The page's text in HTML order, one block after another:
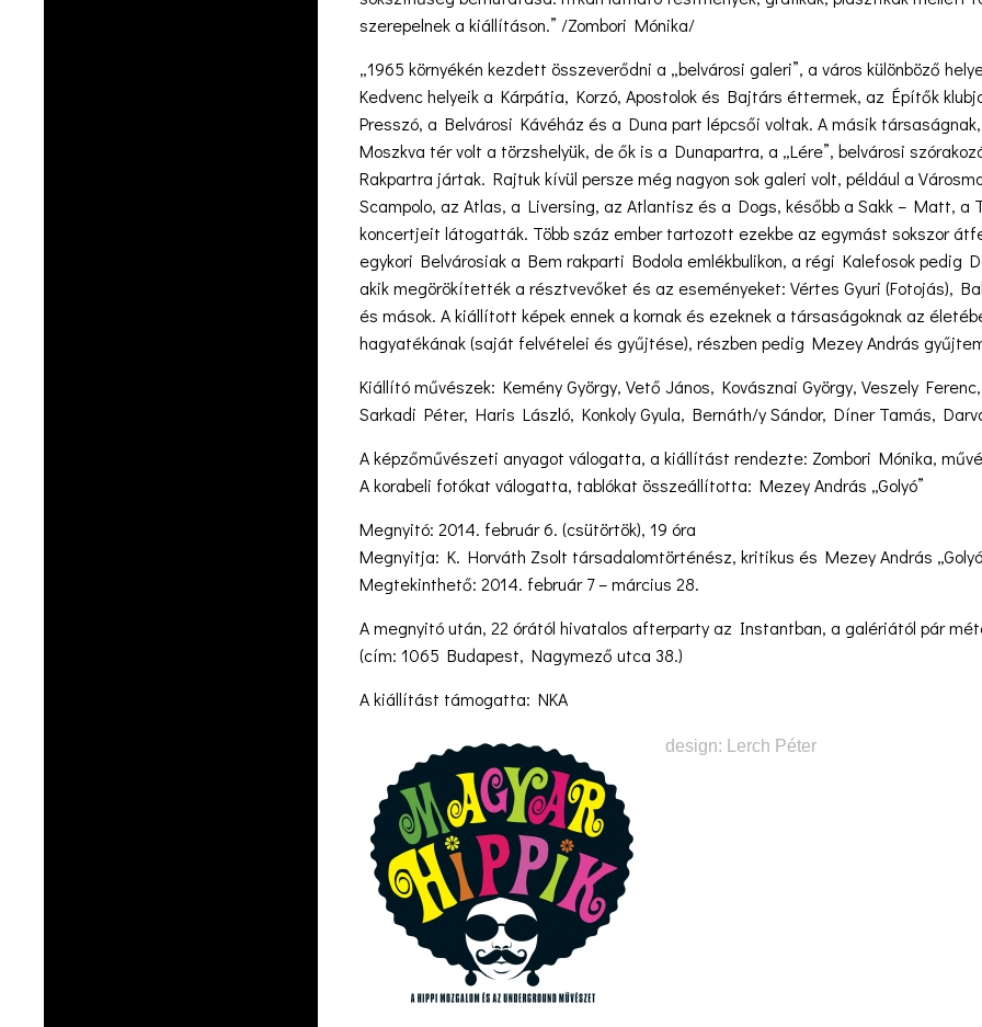
szerepelnek a kiállításon.” /Zombori Mónika/
„1965 környékén kezdett összeverődni a „belvárosi galeri”, a város különböző
Kedvenc helyeik a Kárpátia, Korzó, Apostolok és Bajtárs éttermek, az Építők
Presszó, a Belvárosi Kávéház és a Duna part lépcsői voltak. A másik
Moszkva tér volt a törzshelyük, de ők is a Dunapartra, a „Lére”, belvárosi
Rakpartra jártak. Rajtuk kívül persze még nagyon sok galeri volt, például a
Scampolo, az Atlas, a Liversing, az Atlantisz és a Dogs, később a Sakk – Matt,
koncertjeit látogatták. Több száz ember tartozott ezekbe az egymást sokszor
egykori Belvárosiak a Bem rakparti Bodola emlékbulikon, a régi Kalefosok pedig
akik megörökítették a résztvevőket és az eseményeket: Vértes Gyuri (Fotojás),
és mások. A kiállított képek ennek a kornak és ezeknek a társaságoknak az
hagyatékának (saját felvételei és gyűjtése), részben pedig Mezey András
Kiállító művészek: Kemény György, Vető János, Kovásznai György, Veszely
Sarkadi Péter, Haris László, Konkoly Gyula, Bernáth/y Sándor, Díner Tamás,
A képzőművészeti anyagot válogatta, a kiállítást rendezte: Zombori Mónika,
A korabeli fotókat válogatta, tablókat összeállította: Mezey András „Golyó”
Megnyitó: 2014. február 6. (csütörtök), 19 óra
Megnyitja: K. Horváth Zsolt társadalomtörténész, kritikus és Mezey András
Megtekinthető: 2014. február 7 – március 28.
A megnyitó után, 22 órától hivatalos afterparty az Instantban, a galériától pár
(cím: 1065 Budapest, Nagymező utca 38.)
A kiállítást támogatta: NKA
design: Lerch Péter